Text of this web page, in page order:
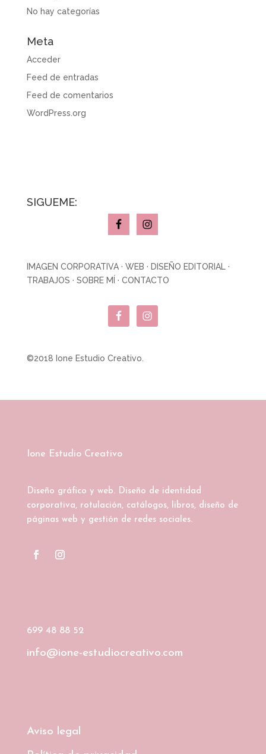
No hay categorías
Meta
Acceder
Feed de entradas
Feed de comentarios
WordPress.org
SÍGUEME:
IMAGEN CORPORATIVA· WEB · DISEÑO EDITORIAL ·
TRABAJOS · SOBRE MÍ · CONTACTO
©2018 Ione Estudio Creativo.
Ione Estudio Creativo
Diseño gráfico y web. Diseño de identidad
corporativa, rotulación, catálogos, libros, diseño de
páginas web y gestión de redes sociales.
699 48 88 52
info@ione-estudiocreativo.com
Aviso legal